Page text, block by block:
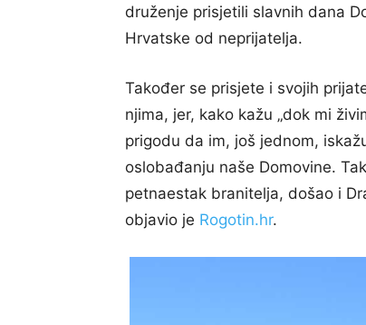
druženje prisjetili slavnih dana
Hrvatske od neprijatelja.
Također se prisjete i svojih
njima, jer, kako kažu „dok mi
prigodu da im, još jednom,
oslobađanju naše Domovine.
petnaestak branitelja, došao i
objavio je Rogotin.hr.